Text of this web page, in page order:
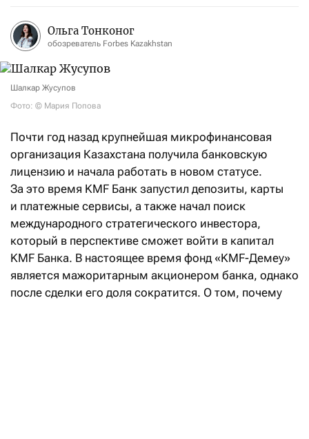
Ольга Тонконог
обозреватель Forbes Kazakhstan
Шалкар Жусупов
Фото: © Мария Попова
Почти год назад крупнейшая микрофинансовая
организация Казахстана получила банковскую
лицензию и начала работать в новом статусе.
За это время KMF Банк запустил депозиты, карты
и платежные сервисы, а также начал поиск
международного стратегического инвестора,
который в перспективе сможет войти в капитал
KMF Банка. В настоящее время фонд «KMF-Демеу»
является мажоритарным акционером банка, однако
после сделки его доля сократится. О том, почему